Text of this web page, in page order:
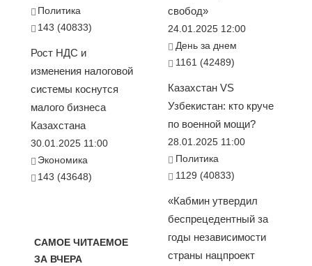
Политика
143 (40833)
Рост НДС и
изменения налоговой
системы коснутся
малого бизнеса
Казахстана
30.01.2025 11:00
Экономика
143 (43648)
САМОЕ ЧИТАЕМОЕ
ЗА ВЧЕРА
свобод»
24.01.2025 12:00
День за днем
1161 (42489)
Казахстан VS
Узбекистан: кто круче
по военной мощи?
28.01.2025 11:00
Политика
1129 (40833)
«Кабмин утвердил
беспрецедентный за
годы независимости
страны нацпроект